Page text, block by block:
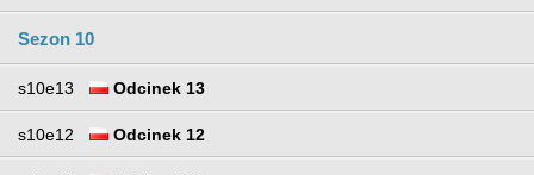
Sezon 10
s10e13 Odcinek 13
s10e12 Odcinek 12